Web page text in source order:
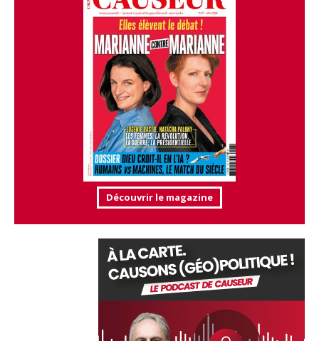
Découvrir le magazine